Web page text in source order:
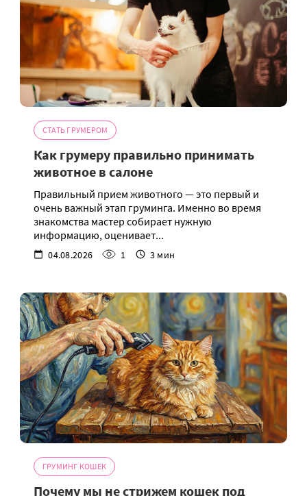
СТАТЬ ГРУМЕРОМ
Как грумеру правильно принимать
животное в салоне
Правильный прием животного — это первый и
очень важный этап груминга. Именно во время
знакомства мастер собирает нужную
информацию, оценивает...
04.08.2026 1 3 мин
ГРУМИНГ КОШЕК
Почему мы не стрижем кошек под